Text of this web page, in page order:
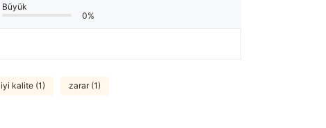
Büyük
0%
iyi kalite (1) zarar (1)